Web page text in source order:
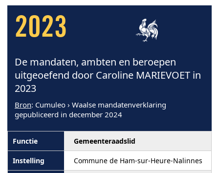
2023
De mandaten, ambten en beroepen
uitgeoefend door Caroline MARIEVOET in
2023
Bron: Cumuleo › Waalse mandatenverklaring
gepubliceerd in december 2024
Gemeenteraadslid
Commune de Ham-sur-Heure-Nalinnes